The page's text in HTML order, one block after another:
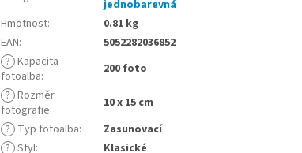
jednobarevná
Hmotnost:
0.81 kg
EAN:
5052282036852
? Kapacita
fotoalba:
200 foto
? Rozměr
fotografie:
10 x 15 cm
? Typ fotoalba:
Zasunovací
? Styl:
Klasické